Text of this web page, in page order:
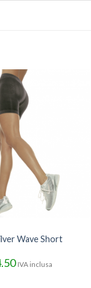
Wave Short
IVA inclusa